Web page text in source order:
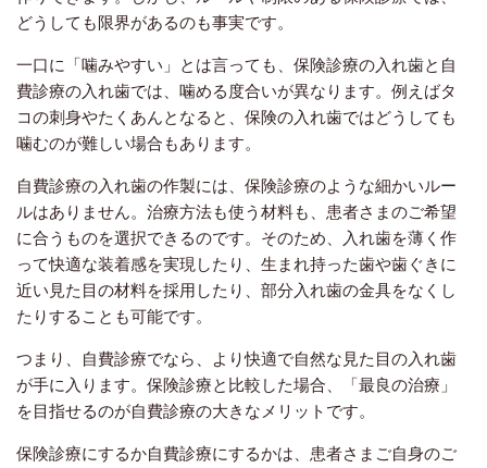
どうしても限界があるのも事実です。
一口に「噛みやすい」とは言っても、保険診療の入れ歯と自
費診療の入れ歯では、噛める度合いが異なります。例えばタ
コの刺身やたくあんとなると、保険の入れ歯ではどうしても
噛むのが難しい場合もあります。
自費診療の入れ歯の作製には、保険診療のような細かいルー
ルはありません。治療方法も使う材料も、患者さまのご希望
に合うものを選択できるのです。 そのため、入れ歯を薄く作
って快適な装着感を実現したり、生まれ持った歯や歯ぐきに
近い見た目の材料を採用したり、部分入れ歯の金具をなくし
たりすることも可能です。
つまり、自費診療でなら、より快適で自然な見た目の入れ歯
が手に入ります。保険診療と比較した場合、「最良の治療」
を目指せるのが自費診療の大きなメリットです。
保険診療にするか自費診療にするかは、患者さまご自身のご